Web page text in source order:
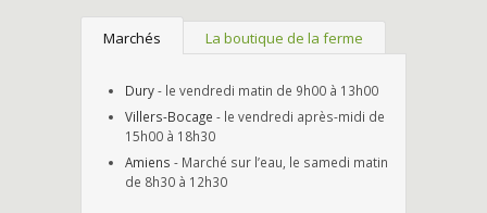
Marchés La boutique de la ferme
Dury- le vendredi matin de 9h00 à 13h00
Villers-Bocage - le vendredi après-midi de
15h00 à 18h30
Amiens - Marché sur l’eau, le samedi matin
de 8h30 à 12h30